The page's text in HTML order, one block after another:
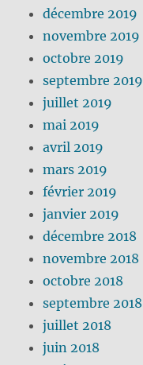
décembre 2019
novembre 2019
octobre 2019
septembre 2019
juillet 2019
mai 2019
avril 2019
mars 2019
février 2019
janvier 2019
décembre 2018
novembre 2018
octobre 2018
septembre 2018
juillet 2018
juin 2018